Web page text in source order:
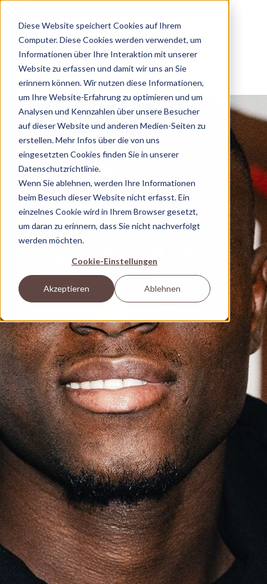
Diese Website speichert Cookies auf Ihrem
Computer. Diese Cookies werden verwendet, um
Informationen über Ihre Interaktion mit unserer
Website zu erfassen und damit wir uns an Sie
erinnern können. Wir nutzen diese Informationen,
um Ihre Website-Erfahrung zu optimieren und um
Analysen und Kennzahlen über unsere Besucher
auf dieser Website und anderen Medien-Seiten zu
erstellen. Mehr Infos über die von uns
eingesetzten Cookies finden Sie in unserer
Datenschutzrichtlinie.
Wenn Sie ablehnen, werden Ihre Informationen
beim Besuch dieser Website nicht erfasst. Ein
einzelnes Cookie wird in Ihrem Browser gesetzt,
um daran zu erinnern, dass Sie nicht nachverfolgt
werden möchten.
Cookie-Einstellungen
Akzeptieren Ablehnen
ZURÜCK